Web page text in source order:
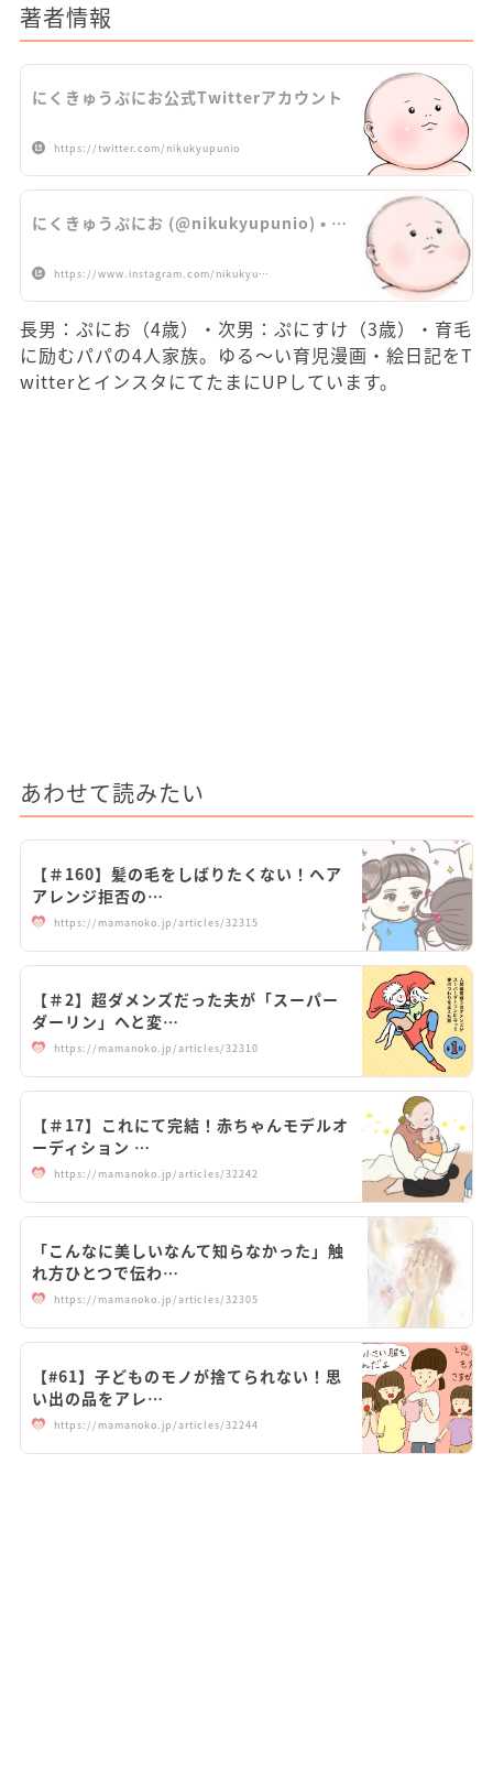
著者情報
にくきゅうぷにお公式Twitterアカウント
https://twitter.com/nikukyupunio
にくきゅうぷにお (@nikukyupunio) • …
https://www.instagram.com/nikukyu…
長男：ぷにお（4歳）・次男：ぷにすけ（3歳）・育毛
に励むパパの4人家族。ゆる～い育児漫画・絵日記をT
witterとインスタにてたまにUPしています。
あわせて読みたい
【＃160】髪の毛をしばりたくない！ヘア
アレンジ拒否の…
https://mamanoko.jp/articles/32315
【＃2】超ダメンズだった夫が「スーパー
ダーリン」へと変…
https://mamanoko.jp/articles/32310
【＃17】これにて完結！赤ちゃんモデルオ
ーディション …
https://mamanoko.jp/articles/32242
「こんなに美しいなんて知らなかった」触
れ方ひとつで伝わ…
https://mamanoko.jp/articles/32305
【#61】子どものモノが捨てられない！思
い出の品をアレ…
https://mamanoko.jp/articles/32244